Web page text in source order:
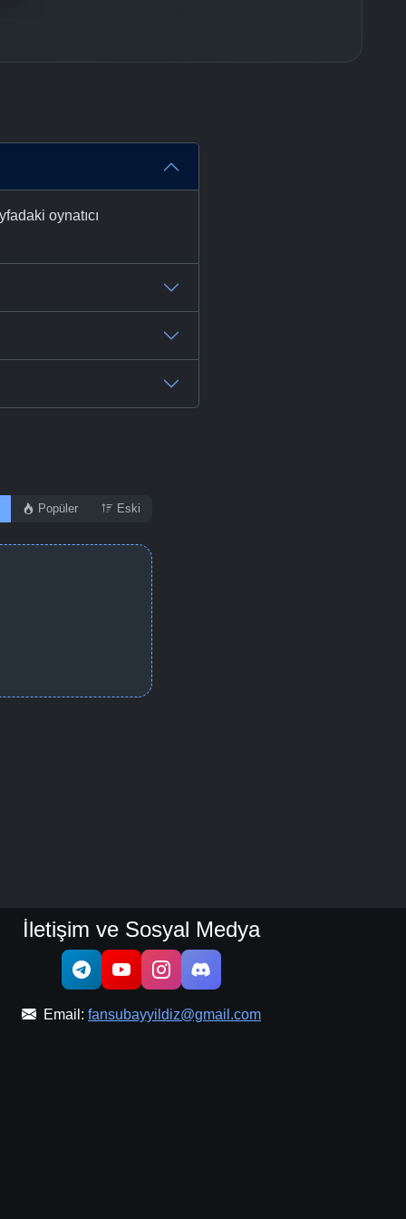
oynatıcı
Popüler Eski
İletişim ve Sosyal Medya
Email: fansubayyildiz@gmail.com